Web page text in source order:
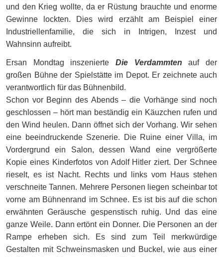
und den Krieg wollte, da er Rüstung brauchte und enorme
Gewinne lockten. Dies wird erzählt am Beispiel einer
Industriellenfamilie, die sich in Intrigen, Inzest und
Wahnsinn aufreibt.
Ersan Mondtag inszenierte Die Verdammten auf der
großen Bühne der Spielstätte im Depot. Er zeichnete auch
verantwortlich für das Bühnenbild.
Schon vor Beginn des Abends – die Vorhänge sind noch
geschlossen – hört man beständig ein Käuzchen rufen und
den Wind heulen. Dann öffnet sich der Vorhang. Wir sehen
eine beeindruckende Szenerie. Die Ruine einer Villa, im
Vordergrund ein Salon, dessen Wand eine vergrößerte
Kopie eines Kinderfotos von Adolf Hitler ziert. Der Schnee
rieselt, es ist Nacht. Rechts und links vom Haus stehen
verschneite Tannen. Mehrere Personen liegen scheinbar tot
vorne am Bühnenrand im Schnee. Es ist bis auf die schon
erwähnten Geräusche gespenstisch ruhig. Und das eine
ganze Weile. Dann ertönt ein Donner. Die Personen an der
Rampe erheben sich. Es sind zum Teil merkwürdige
Gestalten mit Schweinsmasken und Buckel, wie aus einer